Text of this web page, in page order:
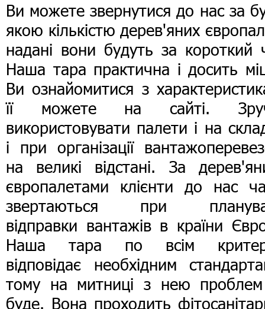
Ви можете звернутися до нас за
якою кількістю дерев'яних
надані вони будуть за короткий
Наша тара практична і досить
Ви ознайомитися з
її можете на сайті.
використовувати палети і на
і при організації
на великі відстані. За
європалетами клієнти до нас
звертаються при
відправки вантажів в країни
Наша тара по всім
відповідає необхідним
тому на митниці з нею
буде. Вона проходить